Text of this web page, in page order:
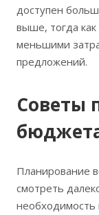
доступен
выше, тогда
меньшими
предложений.
Советы
Планирование
смотреть